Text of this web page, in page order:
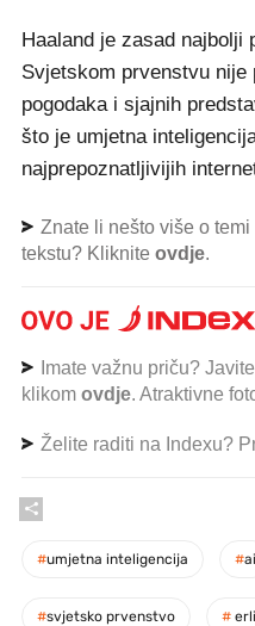
Haaland je zasad najbolji
Svjetskom prvenstvu nije
pogodaka i sjajnih
što je umjetna
najprepoznatljivijih
Znate li nešto više o
tekstu? Kliknite ovdje.
Imate važnu priču?
klikom ovdje. Atraktivne
Želite raditi na Indexu?
#umjetna inteligencija #ai
#svjetsko prvenstvo #